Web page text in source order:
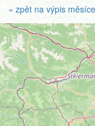
« zpět na výpis měsíce